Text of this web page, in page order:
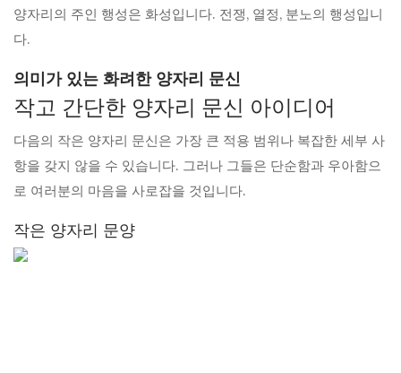
양자리의 주인 행성은 화성입니다. 전쟁, 열정, 분노의 행성입니
다.
의미가 있는 화려한 양자리 문신
작고 간단한 양자리 문신 아이디어
다음의 작은 양자리 문신은 가장 큰 적용 범위나 복잡한 세부 사
항을 갖지 않을 수 있습니다. 그러나 그들은 단순함과 우아함으
로 여러분의 마음을 사로잡을 것입니다.
작은 양자리 문양